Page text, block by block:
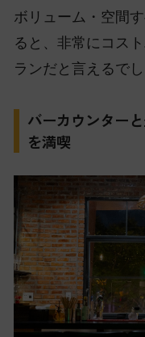
ボリューム・空間
ると、非常にコス
ランだと言えるでし
バーカウンター
を満喫